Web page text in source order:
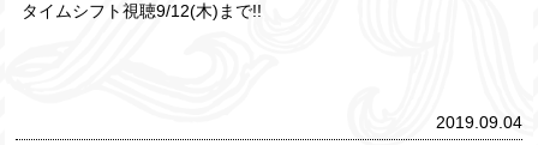
タイムシフト視聴9/12(木)まで!!
2019.09.04